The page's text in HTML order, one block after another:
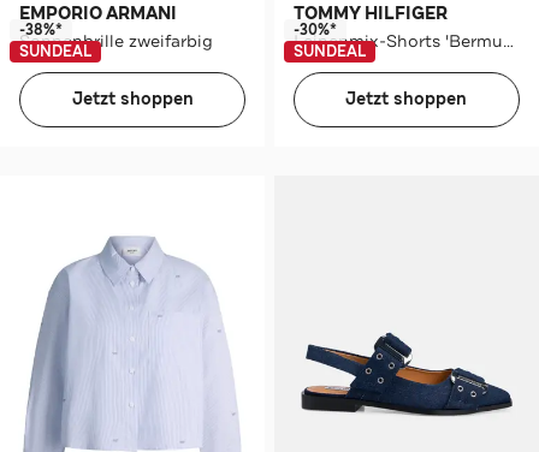
EMPORIO ARMANI
Sonnenbrille zweifarbig
-38%*
SUNDEAL
Jetzt shoppen
TOMMY HILFIGER
Leinenmix-Shorts 'Bermuda' weiß
-30%*
SUNDEAL
Jetzt shoppen